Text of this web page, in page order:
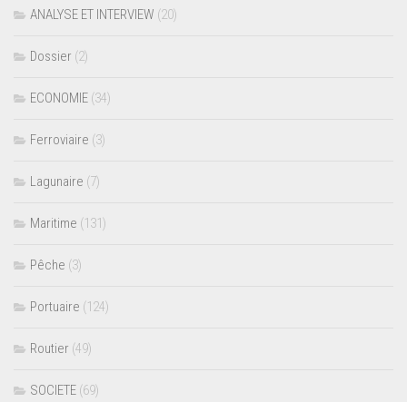
ANALYSE ET INTERVIEW (20)
Dossier (2)
ECONOMIE (34)
Ferroviaire (3)
Lagunaire (7)
Maritime (131)
Pêche (3)
Portuaire (124)
Routier (49)
SOCIETE (69)